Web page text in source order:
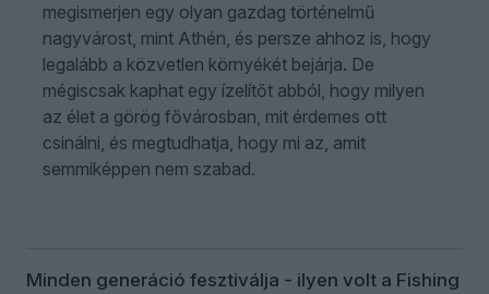
megismerjen egy olyan gazdag történelmű
nagyvárost, mint Athén, és persze ahhoz is, hogy
legalább a közvetlen környékét bejárja. De
mégiscsak kaphat egy ízelítőt abból, hogy milyen
az élet a görög fővárosban, mit érdemes ott
csinálni, és megtudhatja, hogy mi az, amit
semmiképpen nem szabad.
Minden generáció fesztiválja - ilyen volt a Fishing